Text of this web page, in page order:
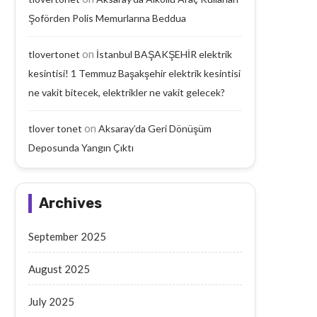
Şoförden Polis Memurlarına Beddua
tlovertonet on İstanbul BAŞAKŞEHİR elektrik
kesintisi! 1 Temmuz Başakşehir elektrik kesintisi
ne vakit bitecek, elektrikler ne vakit gelecek?
tlover tonet on Aksaray’da Geri Dönüşüm
Deposunda Yangın Çıktı
Archives
September 2025
August 2025
July 2025